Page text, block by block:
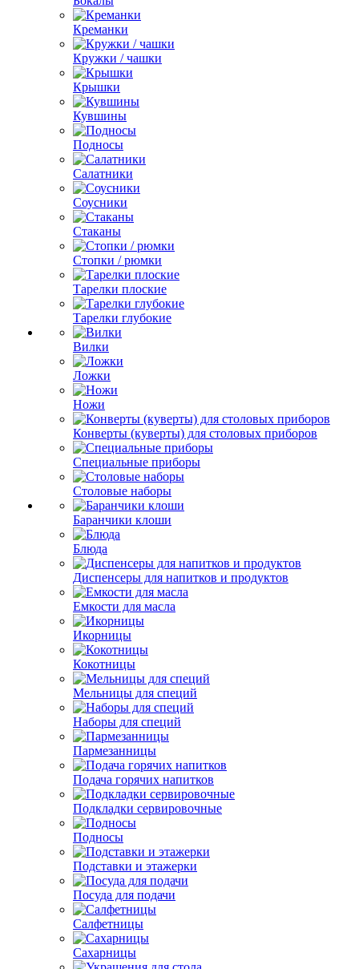
Креманки
Кружки / чашки
Крышки
Кувшины
Подносы
Салатники
Соусники
Стаканы
Стопки / рюмки
Тарелки плоские
Тарелки глубокие
Вилки
Ложки
Ножи
Конверты (куверты) для столовых приборов
Специальные приборы
Столовые наборы
Баранчики клоши
Блюда
Диспенсеры для напитков и продуктов
Емкости для масла
Икорницы
Кокотницы
Мельницы для специй
Наборы для специй
Пармезанницы
Подача горячих напитков
Подкладки сервировочные
Подносы
Подставки и этажерки
Посуда для подачи
Салфетницы
Сахарницы